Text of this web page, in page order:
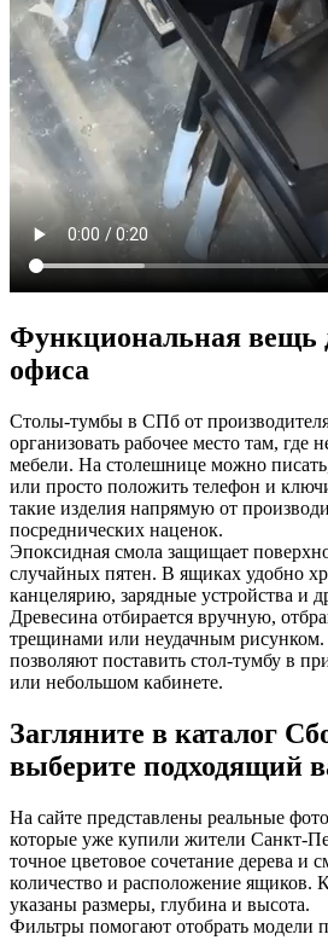
Функциональная вещь
офиса
Столы-тумбы в СПб от
организовать рабочее место там, где
мебели. На столешнице можно писать,
или просто положить телефон и
такие изделия напрямую от
посреднических наценок.
Эпоксидная смола защищает
случайных пятен. В ящиках удобно
канцелярию, зарядные устройства и
Древесина отбирается вручную,
трещинами или неудачным
позволяют поставить стол-тумбу в
или небольшом кабинете.
Загляните в каталог
выберите подходящий
На сайте представлены реальные
которые уже купили жители Санкт-
точное цветовое сочетание дерева и
количество и расположение ящиков.
указаны размеры, глубина и высота.
Фильтры помогают отобрать